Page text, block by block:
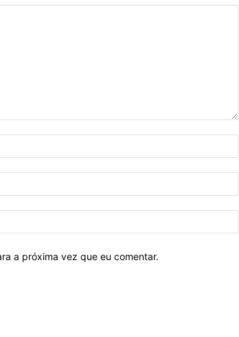
a próxima vez que eu comentar.